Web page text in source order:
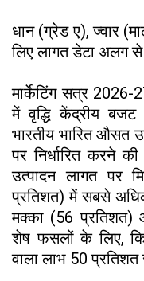
धान (ग्रेड ए), ज्वार
लिए लागत डेटा अलग
मार्केटिंग सत्र
में वृद्धि केंद्रीय
भारतीय भारित औसत
पर निर्धारित करने
उत्पादन लागत पर
प्रतिशत) में सबसे
मक्का (56 प्रतिशत)
शेष फसलों के लिए,
वाला लाभ 50